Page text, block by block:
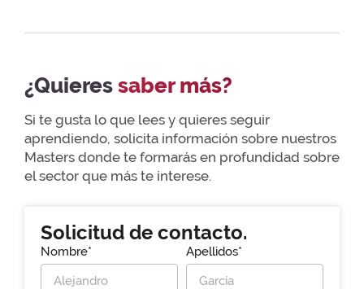
¿Quieressaber más?
Si te gusta lo que lees y quieres seguir
aprendiendo, solicita información sobre nuestros
Masters donde te formarás en profundidad sobre
el sector que más te interese.
Solicitud de contacto.
Nombre* Apellidos*